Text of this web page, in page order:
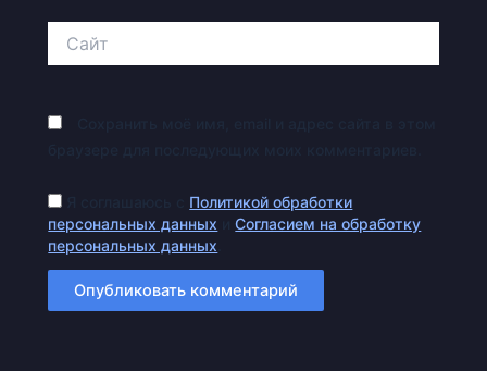
Политикой обработки
персональных данных иСогласием на обработку
персональных данных